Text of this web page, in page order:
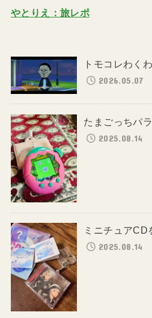
やとりえ：旅レポ
トモコレわく
2026.05.07
たまごっちパ
2025.08.14
ミニチュアCD
2025.08.14